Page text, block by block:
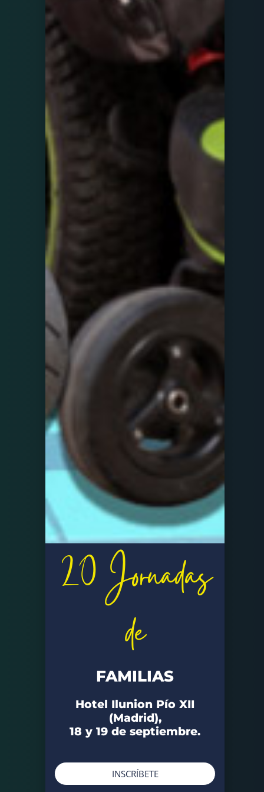
20 Jornadas
de
FAMILIAS
Hotel Ilunion Pío XII
(Madrid),
18 y 19 de septiembre.
INSCRÍBETE